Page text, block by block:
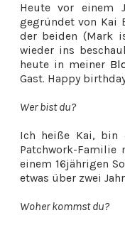
Heute vor einem
gegründet von Kai
der beiden (Mark
wieder ins
heute in meiner
Gast. Happy
Wer bist du?
Ich heiße Kai, bin
Patchwork-Familie
einem 16jährigen
etwas über zwei
Woher kommst du?